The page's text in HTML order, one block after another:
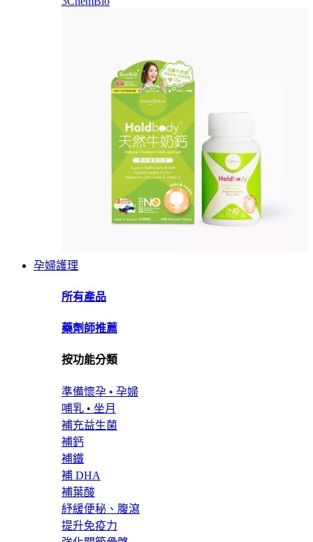
孕婦護理
所有產品
藥劑師推薦
按功能分類
準備懷孕 • 孕婦
哺乳 • 坐月
補充益生菌
補鈣
補鐵
補 DHA
補葉酸
紓緩便秘、腹瀉
提升免疫力